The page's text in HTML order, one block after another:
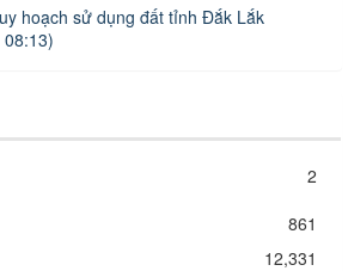
hoạch sử dụng đất tỉnh Đắk Lắk
2
861
12,331